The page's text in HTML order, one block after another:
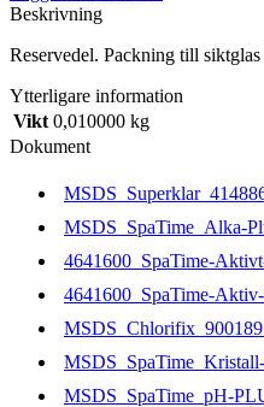
Alla
Beskrivning
Reservedel. Packning till
Ytterligare information
Vikt 0,010000 kg
Dokument
MSDS_SpaTime_Alka-
4641600_SpaTime-
4641600_SpaTime-
MSDS_SpaTime_pH-